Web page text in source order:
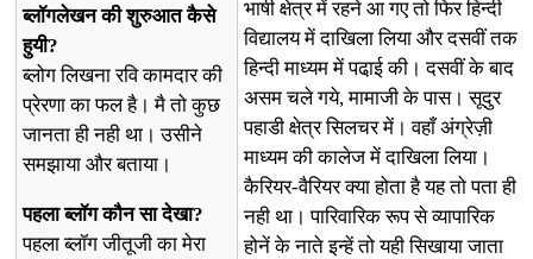
ब्लॉगलेखन की शुरुआत कैसे
हुयी?
ब्लोग लिखना रवि कामदार की
प्रेरणा का फल है। मै तो कुछ
जानता ही नही था। उसीने
समझाया और बताया।
पहला ब्लॉग कौन सा देखा?
पहला ब्लॉग जीतूजी का मेरा
भाषी क्षेत्र में रहने आ गए तो फिर हिन्दी
विद्यालय में दाखिला लिया और दसवीं तक
हिन्दी माध्यम में पढा़ई की। दसवीं के बाद
असम चले गये, मामाजी के पास। सूदुर
पहाडी क्षेत्र सिलचर में। वहाँ अंग्रेज़ी
माध्यम की कालेज में दाखिला लिया।
कैरियर-वैरियर क्या होता है यह तो पता ही
नही था। पारिवारिक रूप से व्यापारिक
होनें के नाते इन्हें तो यही सिखाया जाता